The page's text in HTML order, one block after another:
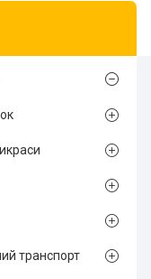
транспорт